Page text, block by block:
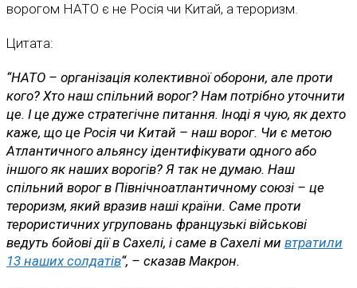
ворогом НАТО є не Росія чи Китай, а тероризм.
Цитата:
“НАТО – організація колективної оборони, але проти
кого? Хто наш спільний ворог? Нам потрібно уточнити
це. І це дуже стратегічне питання. Іноді я чую, як дехто
каже, що це Росія чи Китай – наш ворог. Чи є метою
Атлантичного альянсу ідентифікувати одного або
іншого як наших ворогів? Я так не думаю. Наш
спільний ворог в Північноатлантичному союзі – це
тероризм, який вразив наші країни. Саме проти
терористичних угруповань французькі військові
ведуть бойові дії в Сахелі, і саме в Сахелі ми втратили
13 наших солдатів“, – сказав Макрон.